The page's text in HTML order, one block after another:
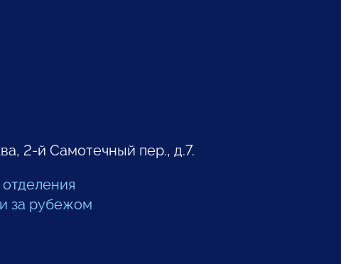
2-й Самотечный пер., д.7.
за рубежом